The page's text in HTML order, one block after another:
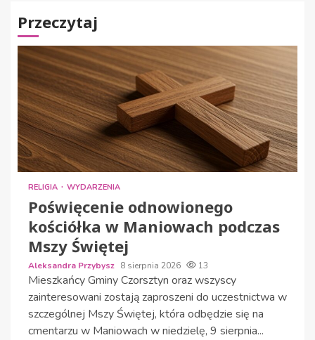
Przeczytaj
RELIGIA WYDARZENIA
Poświęcenie odnowionego
kościółka w Maniowach podczas
Mszy Świętej
Aleksandra Przybysz 8 sierpnia 2026 13
Mieszkańcy Gminy Czorsztyn oraz wszyscy
zainteresowani zostają zaproszeni do uczestnictwa w
szczególnej Mszy Świętej, która odbędzie się na
cmentarzu w Maniowach w niedzielę, 9 sierpnia...